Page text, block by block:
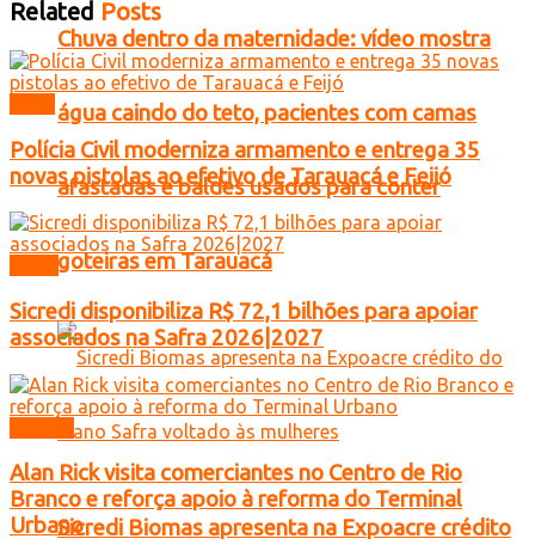
Chuva dentro da maternidade: vídeo mostra
água caindo do teto, pacientes com camas
afastadas e baldes usados para conter
goteiras em Tarauacá
Sicredi Biomas apresenta na Expoacre crédito
Related Posts
Polícia Civil moderniza armamento e entrega 35
novas pistolas ao efetivo de Tarauacá e Feijó
Sicredi disponibiliza R$ 72,1 bilhões para apoiar
associados na Safra 2026|2027
Alan Rick visita comerciantes no Centro de Rio
Branco e reforça apoio à reforma do Terminal
Urbano